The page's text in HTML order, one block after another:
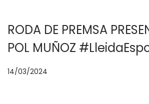
RODA DE PREMSA
POL MUÑOZ
p
14/03/2024